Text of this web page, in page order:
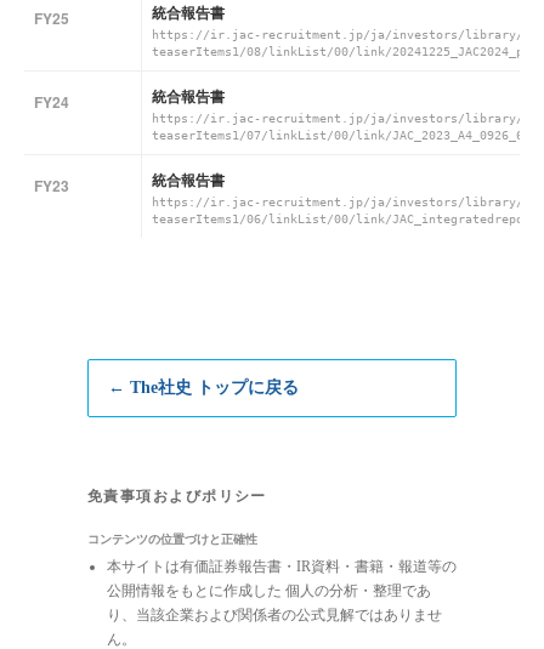
FY25 統合報告書
https://ir.jac-recruitment.jp/ja/investors/library/
teaserItems1/08/linkList/00/link/
FY24 統合報告書
https://ir.jac-recruitment.jp/ja/investors/library/
teaserItems1/07/linkList/00/link/
FY23 統合報告書
https://ir.jac-recruitment.jp/ja/investors/library/
teaserItems1/06/linkList/00/link/
← The社史 トップに戻る
免責事項およびポリシー
コンテンツの位置づけと正確性
本サイトは有価証券報告書・IR資料・書籍・報道等の
公開情報をもとに作成した 個人の分析・整理であ
り、当該企業および関係者の公式見解ではありませ
ん。